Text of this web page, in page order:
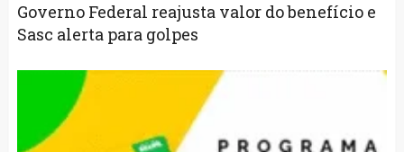
Governo Federal reajusta valor do benefício e
Sasc alerta para golpes